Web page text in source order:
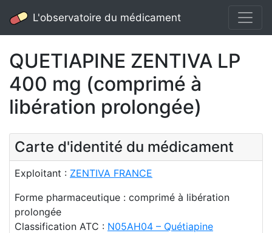
L'observatoire du médicament
QUETIAPINE ZENTIVA LP
400 mg (comprimé à
libération prolongée)
Carte d'identité du médicament
Exploitant : ZENTIVA FRANCE
Forme pharmaceutique : comprimé à libération
prolongée
Classification ATC : N05AH04 – Quétiapine